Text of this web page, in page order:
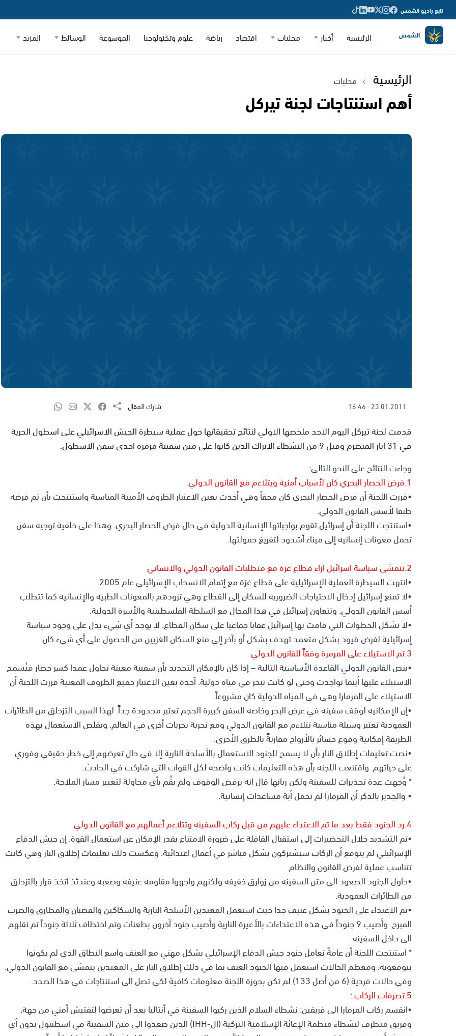
تابع راديو الشمس
الرئيسية أخبار محليات اقتصاد رياضة علوم وتكنولوجيا الموسوعة الوسائط المزيد
الرئيسية محليات
أهم استنتاجات لجنة تيركل
23.01.2011
16:46 شارك المقال
قدمت لجنة تيركل اليوم الاحد ملخصها الاولي لنتائج تحقيقاتها حول عملية سيطرة الجيش الاسرائيلي على اسطول الحرية
في 31 ايار المنصرم وقتل 9 من النشطاء الاتراك الذين كانوا على متن سفينة مرمرة احدى سفن الاسطول.
وجاءت النتائج على النحو التالي:
1.فرض الحصار البحري كان لأسباب أمنية ويتلاءم مع القانون الدولي.
•قررت اللجنة أن فرض الحصار البحري كان محقاً وهي أخذت بعين الاعتبار الظروف الأمنية المناسبة واستنتجت بأن تم فرضه
طبقاً لأسس القانون الدولي.
•استنتجت اللجنة أن إسرائيل تقوم بواجباتها الإنسانية الدولية في حال فرض الحصار البحري. وهذا على خلفية توجيه سفن
تحمل معونات إنسانية إلى ميناء أشدود لتفريغ حمولتها.
2.تتمشى سياسة اسرائيل ازاء قطاع غزة مع متطلبات القانون الدولي والانساني
•انتهت السيطرة العملية الإسرائيلية على قطاع غزة مع إتمام الانسحاب الإسرائيلي عام 2005.
•لا تمنع إسرائيل إدخال الاحتياجات الضرورية للسكان إلى القطاع وهي تزودهم بالمعونات الطبية والإنسانية كما تتطلب
أسس القانون الدولي. وتتعاون إسرائيل في هذا المجال مع السلطة الفلسطينية والأسرة الدولية.
•لا تشكل الخطوات التي قامت بها إسرائيل عقاباً جماعياً على سكان القطاع. لا يوجد أي شيء يدل على وجود سياسة
إسرائيلية لفرض قيود بشكل متعمد تهدف بشكل أو بآخر إلى منع السكان الغزيين من الحصول على أي شيء كان.
3.تم الاستيلاء على المرمرة وفقاً للقانون الدولي
•ينص القانون الدولي القاعدة الأساسية التالية – إذا كان بالإمكان التحديد بأن سفينة معينة تحاول عمدا كسر حصار فيُسمح
الاستيلاء عليها أينما تواجدت وحتى لو كانت تبحر في مياه دولية. آخذة بعين الاعتبار جميع الظروف المعنية قررت اللجنة أن
الاستيلاء على المرمارا وهي في المياه الدولية كان مشروعاً.
•إن الإمكانية لوقف سفينة في عرض البحر وخاصةً السفن كبيرة الحجم تعتبر محدودة جداً. لهذا السبب التزحلق من الطائرات
العمودية تعتبر وسيلة مناسبة تتلاءم مع القانون الدولي ومع تجربة بحريات أخرى في العالم. ويقلص الاستعمال بهذه
الطريقة إمكانية وقوع خسائر بالأرواح مقارنةً بالطرق الأخرى.
•نصت تعليمات إطلاق النار بأن لا يسمح للجنود الاستعمال بالأسلحة النارية إلا في حال تعرضهم إلى خطر حقيقي وفوري
على حياتهم. واقتنعت اللجنة بأن هذه التعليمات كانت واضحة لكل القوات التي شاركت في الحادث.
* وُجهت عدة تحذيرات للسفينة ولكن ربانها قال انه يرفض الوقوف ولم يقُم بأي محاولة لتغيير مسار الملاحة.
• والجدير بالذكر أن المرمارا لم تحمل أية مساعدات إنسانية.
4.رد الجنود فقط بعد ما تم الاعتداء عليهم من قبل ركاب السفينة وتتلاءم أعمالهم مع القانون الدولي
•تم التشديد خلال التحضيرات إلى استقبال القافلة على ضرورة الامتناع بقدر الإمكان عن استعمال القوة. إن جيش الدفاع
الإسرائيلي لم يتوقع أن الركاب سيشتركون بشكل مباشر في أعمال اعتدائية. وعكست ذلك تعليمات إطلاق النار وهي كانت
تتناسب عملية لفرض القانون والنظام.
•حاول الجنود الصعود الى متن السفينة من زوارق خفيفة ولكنهم واجهوا مقاومة عنيفة وصعبة وعندئذ اتخذ قرار بالتزحلق
من الطائرات العمودية.
•تم الاعتداء على الجنود بشكل عنيف جداً حيث استعمل المعتدين الأسلحة النارية والسكاكين والقضبان والمطارق والضرب
المبرح. وأصيب 9 جنوداً في هذه الاعتداءات بالأعيرة النارية وأصيب جنود آخرون بطعنات وتم اختطاف ثلاثة جنوداً تم نقلهم
الى داخل السفينة.
* استنتجت اللجنة أن عامةً تعامل جنود جيش الدفاع الإسرائيلي بشكل مهني مع العنف واسع النطاق الذي لم يكونوا
يتوقعونه. ومعظم الحالات استعمل فيها الجنود العنف بما في ذلك إطلاق النار على المعتدين يتمشى مع القانون الدولي.
وفي حالات فردية (6 من أصل 133) لم تكن بحوزة اللجنة معلومات كافية لكي تصل الى استنتاجات في هذا الصدد.
5.تصرفات الركاب :
•انقسم ركاب المرمارا الى فريقين: نشطاء السلام الذين ركبوا السفينة في أنتاليا بعد أن تعرضوا لتفتيش أمني من جهة,
وفريق متطرف لنشطاء منظمة الإغاثة الإسلامية التركية (ال-IHH) الذين صعدوا الى متن السفينة في اسطنبول بدون أي